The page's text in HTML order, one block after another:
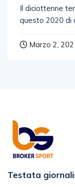
Il diciottenne
questo 2020 di
Marzo 2,
Testata